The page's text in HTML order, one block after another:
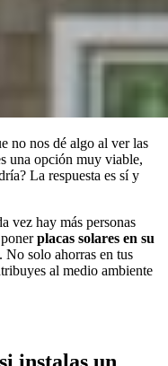
no nos dé algo al ver las
una opción muy viable,
La respuesta es sí y
vez hay más personas
placas solares en su
No solo ahorras en tus
al medio ambiente
instalas un